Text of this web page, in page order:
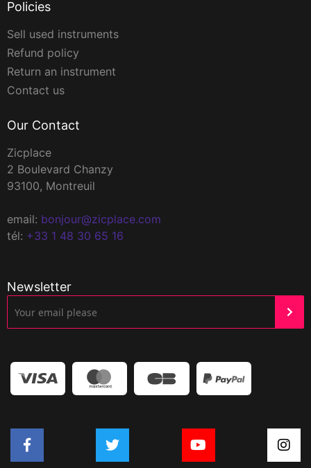
Policies
Sell used instruments
Refund policy
Return an instrument
Contact us
Our Contact
Zicplace
2 Boulevard Chanzy
93100, Montreuil
email: bonjour@zicplace.com
tél: +33 1 48 30 65 16
Newsletter